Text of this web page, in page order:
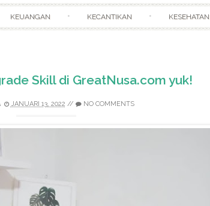
KEUANGAN KECANTIKAN KESEHATAN
Skill di GreatNusa.com yuk!
JANUARI 13, 2022 // NO COMMENTS